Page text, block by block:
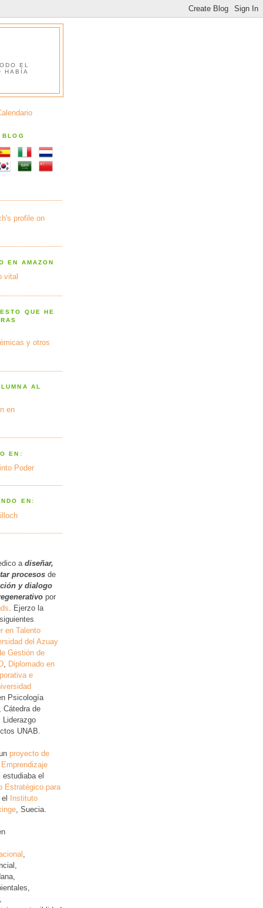
EL
HABÍA
BLOG
EN AMAZON
vital
QUE HE
y otros
AL
en
EN:
Poder
EN:
a diseñar,
procesos de
y dialogo
por
. Ejerzo la
en Talento
del Azuay
Gestión de
Diplomado en
e
Psicología
Cátedra de
Liderazgo
UNAB.
proyecto de
estudiaba el
Estratégico para
el Instituto
, Suecia.